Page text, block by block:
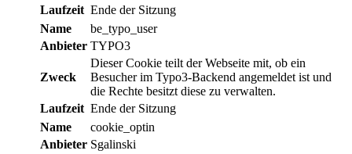
Laufzeit Ende der Sitzung
Name
be_typo_user
Anbieter TYPO3
Zweck
Dieser Cookie teilt der Webseite mit, ob ein
Besucher im Typo3-Backend angemeldet ist und
die Rechte besitzt diese zu verwalten.
Laufzeit Ende der Sitzung
Name
cookie_optin
Anbieter Sgalinski